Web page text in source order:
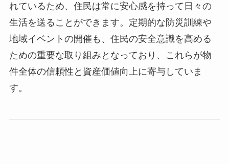
れているため、住民は常に安心感を持って日々の
生活を送ることができます。定期的な防災訓練や
地域イベントの開催も、住民の安全意識を高める
ための重要な取り組みとなっており、これらが物
件全体の信頼性と資産価値向上に寄与していま
す。